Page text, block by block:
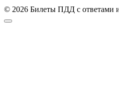
© 2026 Билеты ПДД с ответами